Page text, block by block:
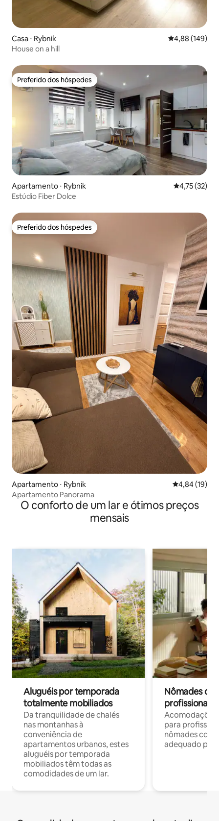
Casa ⋅ Rybnik 4,88 de uma
4,88 (149)
House on a hill
Preferido dos hóspedes
Preferido dos hóspedes
Apartamento ⋅ Rybnik 4,75 de uma
4,75 (32)
Estúdio Fiber Dolce
Preferido dos hóspedes
Preferido dos hóspedes
Apartamento ⋅ Rybnik 4,84 de uma
4,84 (19)
Apartamento Panorama
O conforto de um lar e ótimos preços
mensais
Aluguéis por temporada
totalmente mobiliados
Da tranquilidade de chalés
nas montanhas à
conveniência de
apartamentos urbanos, estes
aluguéis por temporada
mobiliados têm todas as
comodidades de um lar.
Nômades
profissionais
para
nômades com
adequado